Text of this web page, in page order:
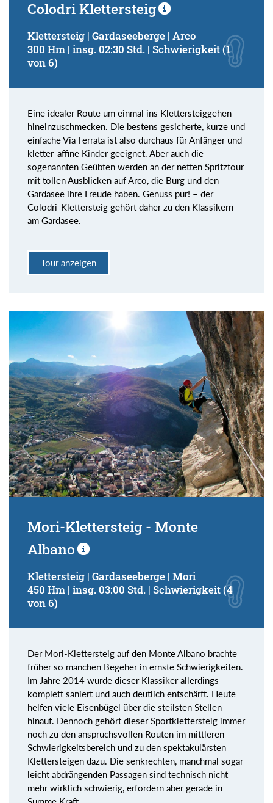
Colodri Klettersteig
Klettersteig | Gardaseeberge | Arco
300 Hm | insg. 02:30 Std. | Schwierigkeit (1
von 6)
Eine idealer Route um einmal ins Klettersteiggehen
hineinzuschmecken. Die bestens gesicherte, kurze und
einfache Via Ferrata ist also durchaus für Anfänger und
kletter-affine Kinder geeignet. Aber auch die
sogenannten Geübten werden an der netten Spritztour
mit tollen Ausblicken auf Arco, die Burg und den
Gardasee ihre Freude haben. Genuss pur! – der
Colodri-Klettersteig gehört daher zu den Klassikern
am Gardasee.
Tour anzeigen
Mori-Klettersteig - Monte
Albano
Klettersteig | Gardaseeberge | Mori
450 Hm | insg. 03:00 Std. | Schwierigkeit (4
von 6)
Der Mori-Klettersteig auf den Monte Albano brachte
früher so manchen Begeher in ernste Schwierigkeiten.
Im Jahre 2014 wurde dieser Klassiker allerdings
komplett saniert und auch deutlich entschärft. Heute
helfen viele Eisenbügel über die steilsten Stellen
hinauf. Dennoch gehört dieser Sportklettersteig immer
noch zu den anspruchsvollen Routen im mittleren
Schwierigkeitsbereich und zu den spektakulärsten
Klettersteigen dazu. Die senkrechten, manchmal sogar
leicht abdrängenden Passagen sind technisch nicht
mehr wirklich schwierig, erfordern aber gerade in